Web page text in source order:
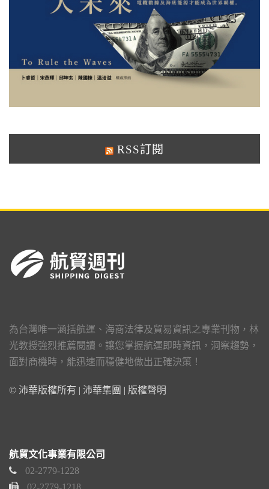
RSS訂閱
為台灣唯一涵括航運、海商法律及貿易資訊之專業刊物，林
光教授強烈推薦閱讀。讓您掌握航運即時資訊，洞察趨勢，
面對商機時，能迅速而穩健地做出正確決策！
© 沛華版權所有 | 沛華集團 | 版權聲明
航貿文化事業有限公司
02-2779-1228
02-2779-1218